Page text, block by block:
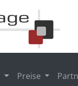
Preise